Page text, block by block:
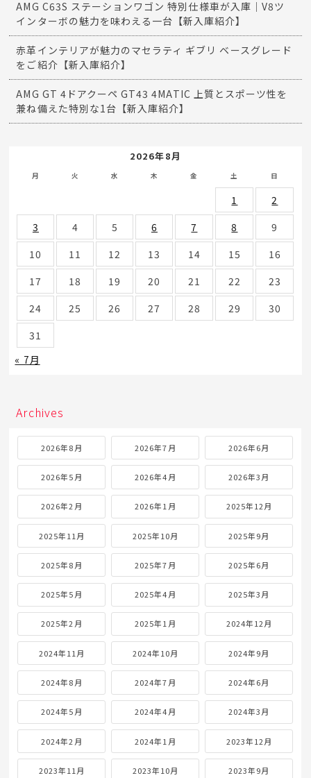
AMG C63S ステーションワゴン 特別仕様車が入庫｜V8ツ
インターボの魅力を味わえる一台【新入庫紹介】
赤革インテリアが魅力のマセラティ ギブリ ベースグレード
をご紹介【新入庫紹介】
AMG GT 4ドアクーペ GT43 4MATIC 上質とスポーツ性を
兼ね備えた特別な1台【新入庫紹介】
2026年8月
月 火 水 木 金 土 日
1
2
3
4 5 6 7 8
9
10
11 12 13 14 15
16
17
18 19 20 21 22
23
24
25 26 27 28 29
30
31
« 7月
Archives
2026年8月 2026年7月 2026年6月
2026年5月 2026年4月 2026年3月
2026年2月 2026年1月 2025年12月
2025年11月 2025年10月 2025年9月
2025年8月 2025年7月 2025年6月
2025年5月 2025年4月 2025年3月
2025年2月 2025年1月 2024年12月
2024年11月 2024年10月 2024年9月
2024年8月 2024年7月 2024年6月
2024年5月 2024年4月 2024年3月
2024年2月 2024年1月 2023年12月
2023年11月 2023年10月 2023年9月